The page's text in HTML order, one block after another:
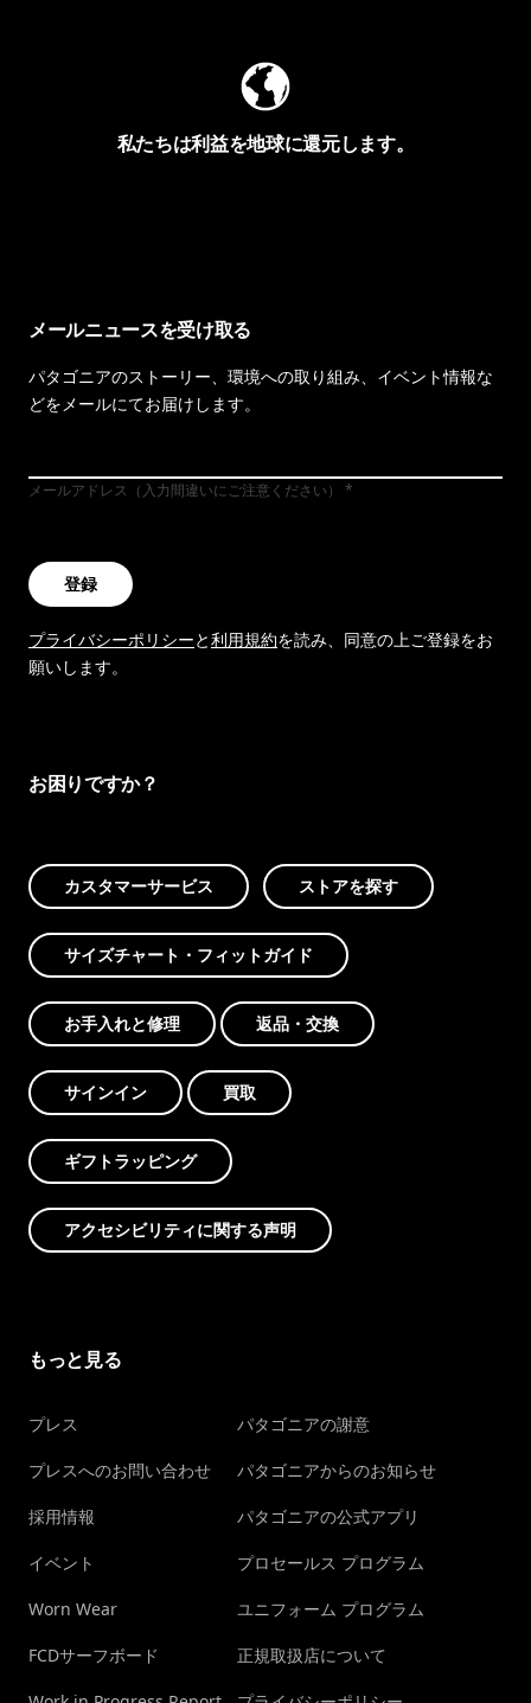
私たちは利益を地球に還元します。
メールニュースを受け取る
パタゴニアのストーリー、環境への取り組み、イベント情報な
どをメールにてお届けします。
メールアドレス（入力間違いにご注意ください）
登録
プライバシーポリシーと利用規約を読み、同意の上ご登録をお
願いします。
お困りですか？
カスタマーサービス ストアを探す
サイズチャート・フィットガイド
お手入れと修理 返品・交換
サインイン 買取
ギフトラッピング
アクセシビリティに関する声明
もっと見る
プレス
プレスへのお問い合わせ
採用情報
イベント
Worn Wear
FCDサーフボード
パタゴニアの謝意
パタゴニアからのお知らせ
パタゴニアの公式アプリ
プロセールス プログラム
ユニフォーム プログラム
正規取扱店について